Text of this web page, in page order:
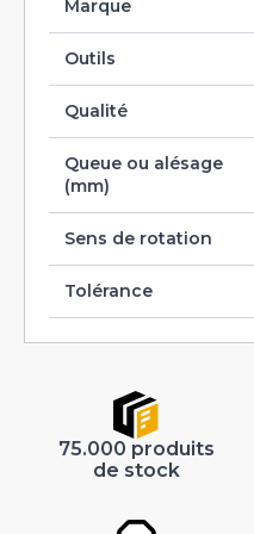
Marque
Outils
Qualité
Queue ou alésage
(mm)
Sens de rotation
Tolérance
75.000 produits
de stock